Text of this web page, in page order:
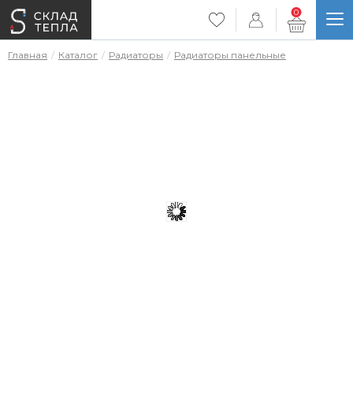
0
Главная Каталог Радиаторы Радиаторы панельные